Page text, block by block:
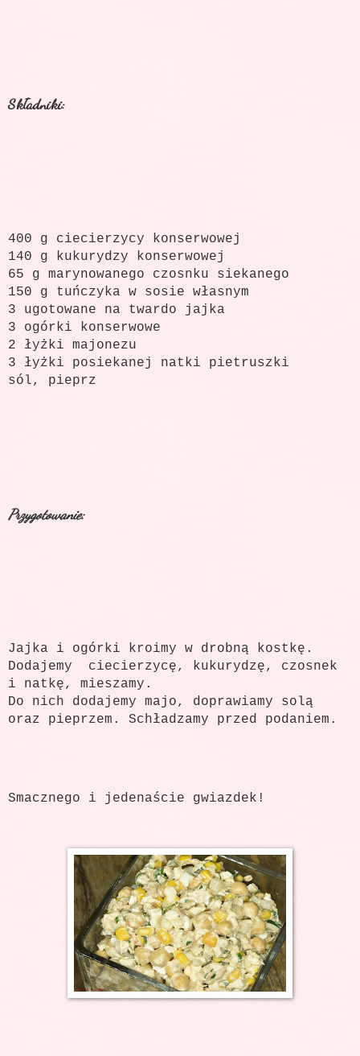
Składniki:
400 g ciecierzycy konserwowej
140 g kukurydzy konserwowej
65 g marynowanego czosnku siekanego
150 g tuńczyka w sosie własnym
3 ugotowane na twardo jajka
3 ogórki konserwowe
2 łyżki majonezu
3 łyżki posiekanej natki pietruszki
sól, pieprz
Przygotowanie:
Jajka i ogórki kroimy w drobną kostkę.
Dodajemy ciecierzycę, kukurydzę, czosnek
i natkę, mieszamy.
Do nich dodajemy majo, doprawiamy solą
oraz pieprzem. Schładzamy przed podaniem.
Smacznego i jedenaście gwiazdek!